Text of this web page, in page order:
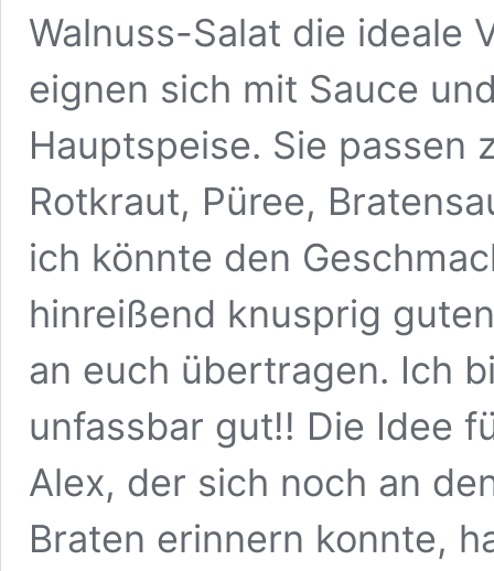
Walnuss-Salat die ideale
eignen sich mit Sauce
Hauptspeise. Sie passen
Rotkraut, Püree,
ich könnte den
hinreißend knusprig
an euch übertragen. Ich
unfassbar gut!! Die Idee
Alex, der sich noch an
Braten erinnern konnte,